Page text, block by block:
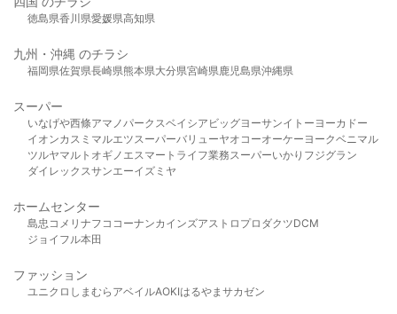
徳島県香川県愛媛県高知県
九州・沖縄 のチラシ
福岡県佐賀県長崎県熊本県大分県宮崎県鹿児島県沖縄県
スーパー
いなげや西條アマノパークスベイシア ビッグヨーサンイトーヨーカドー
イオンカスミ マルエツスーパーバリューヤオコーオーケー ヨークベニマル
ツルヤマルト オギノ エスマート ライフ業務スーパーいかり フジグラン
ダイレックスサンエーイズミヤ
ホームセンター
島忠 コメリ ナフコ コーナンカインズアストロプロダクツDCM
ジョイフル本田
ファッション
ユニクロ しまむら アベイルAOKIはるやま サカゼン